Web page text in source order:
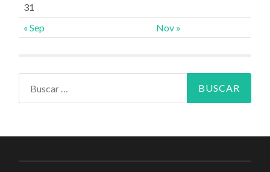
« Sep Nov »
31